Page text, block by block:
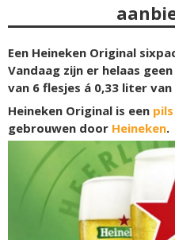
Een Heineken Original
Vandaag zijn er helaas
van 6 flesjes á 0,33 liter van
Heineken Original is een pils
gebrouwen door Heineken.